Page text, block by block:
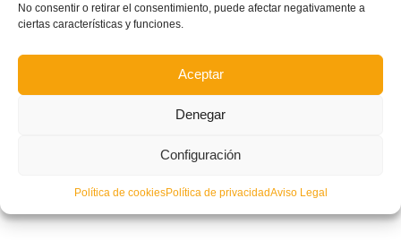
No consentir o retirar el consentimiento, puede afectar negativamente a
ciertas características y funciones.
Aceptar
Denegar
Configuración
Política de cookiesPolítica de privacidadAviso Legal
Lato, Mir, Marín y Canós, a entrenar con España Sub-19